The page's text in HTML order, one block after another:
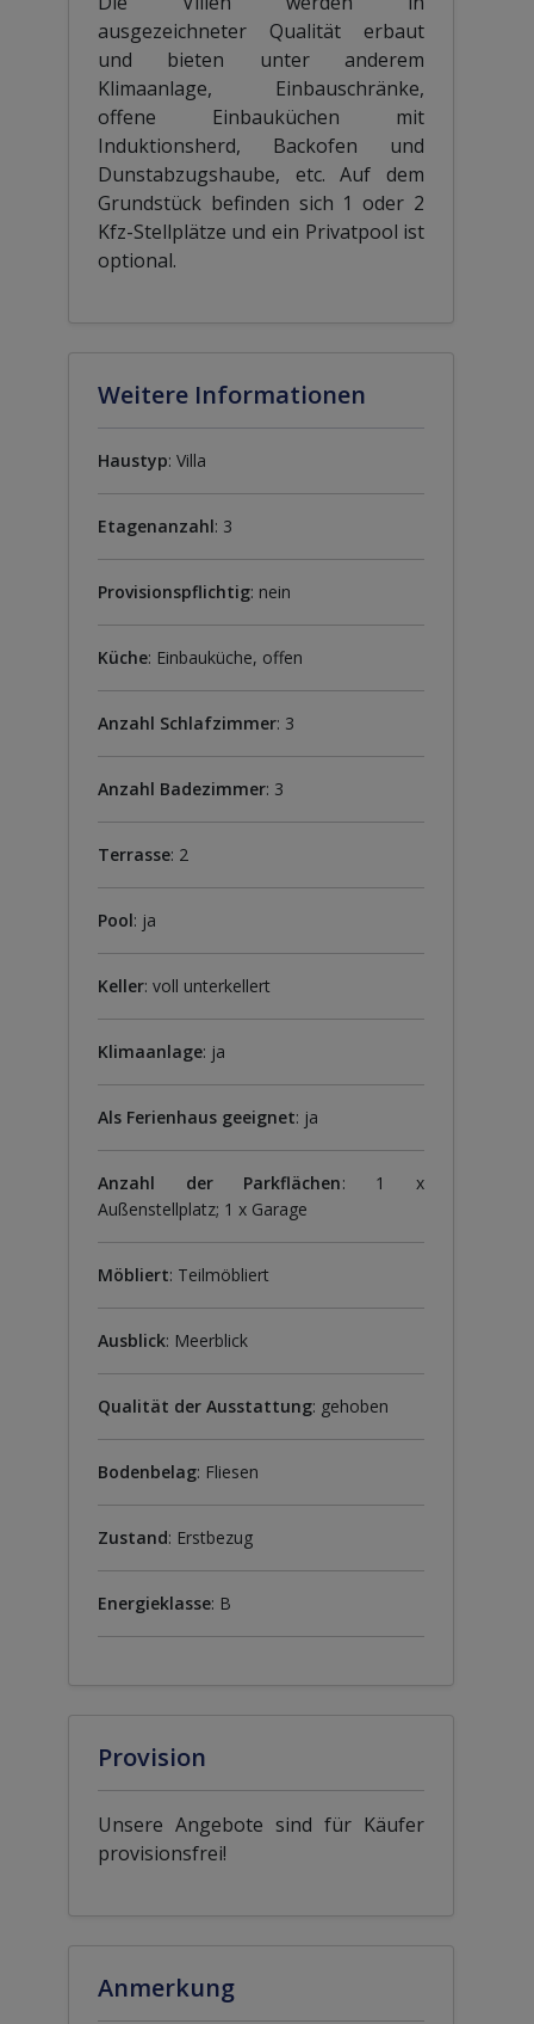
ausgezeichneter Qualität erbaut
und bieten unter anderem
Klimaanlage, Einbauschränke,
offene Einbauküchen mit
Induktionsherd, Backofen und
Dunstabzugshaube, etc. Auf dem
Grundstück befinden sich 1 oder 2
Kfz-Stellplätze und ein Privatpool ist
optional.
Weitere Informationen
Haustyp: Villa
Etagenanzahl: 3
Provisionspflichtig: nein
Küche: Einbauküche, offen
Anzahl Schlafzimmer: 3
Anzahl Badezimmer: 3
Terrasse: 2
Pool: ja
Keller: voll unterkellert
Klimaanlage: ja
Als Ferienhaus geeignet: ja
Anzahl der Parkflächen: 1 x
Außenstellplatz; 1 x Garage
Möbliert: Teilmöbliert
Ausblick: Meerblick
Qualität der Ausstattung: gehoben
Bodenbelag: Fliesen
Zustand: Erstbezug
Energieklasse: B
Provision
Unsere Angebote sind für Käufer
provisionsfrei!
Anmerkung